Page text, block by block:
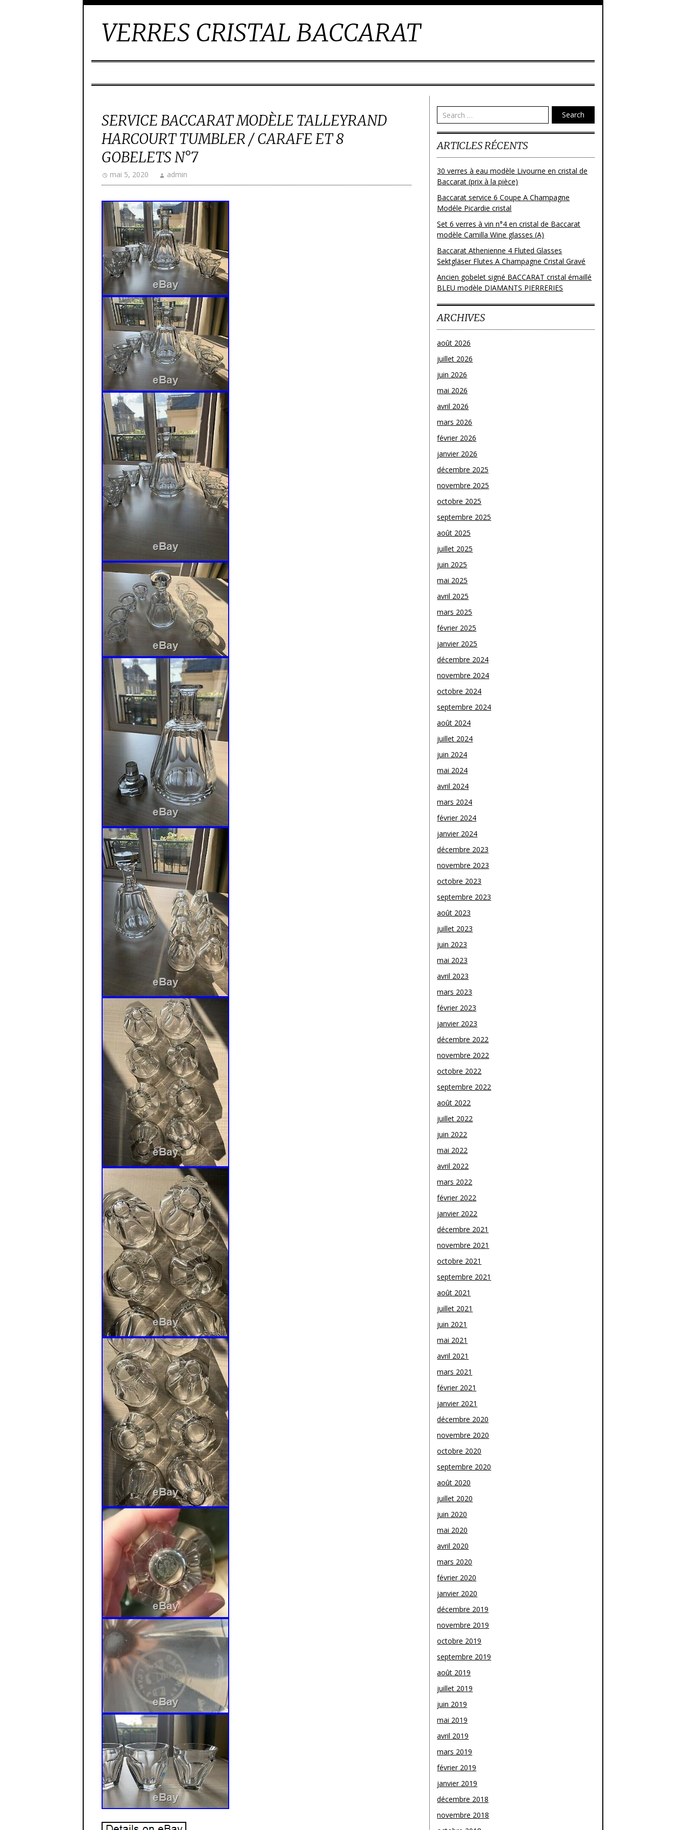
VERRES CRISTAL BACCARAT
SERVICE BACCARAT MODÈLE TALLEYRAND
HARCOURT TUMBLER / CARAFE ET 8
GOBELETS N°7
mai 5, 2020 admin
Search
ARTICLES RÉCENTS
30 verres à eau modèle Livourne en cristal de
Baccarat (prix à la pièce)
Baccarat service 6 Coupe A Champagne
Modéle Picardie cristal
Set 6 verres à vin n°4 en cristal de Baccarat
modèle Camilla Wine glasses (A)
Baccarat Athenienne 4 Fluted Glasses
Sektgläser Flutes A Champagne Cristal Gravé
Ancien gobelet signé BACCARAT cristal émaillé
BLEU modèle DIAMANTS PIERRERIES
ARCHIVES
août 2026
juillet 2026
juin 2026
mai 2026
avril 2026
mars 2026
février 2026
janvier 2026
décembre 2025
novembre 2025
octobre 2025
septembre 2025
août 2025
juillet 2025
juin 2025
mai 2025
avril 2025
mars 2025
février 2025
janvier 2025
décembre 2024
novembre 2024
octobre 2024
septembre 2024
août 2024
juillet 2024
juin 2024
mai 2024
avril 2024
mars 2024
février 2024
janvier 2024
décembre 2023
novembre 2023
octobre 2023
septembre 2023
août 2023
juillet 2023
juin 2023
mai 2023
avril 2023
mars 2023
février 2023
janvier 2023
décembre 2022
novembre 2022
octobre 2022
septembre 2022
août 2022
juillet 2022
juin 2022
mai 2022
avril 2022
mars 2022
février 2022
janvier 2022
décembre 2021
novembre 2021
octobre 2021
septembre 2021
août 2021
juillet 2021
juin 2021
mai 2021
avril 2021
mars 2021
février 2021
janvier 2021
décembre 2020
novembre 2020
octobre 2020
septembre 2020
août 2020
juillet 2020
juin 2020
mai 2020
avril 2020
mars 2020
février 2020
janvier 2020
décembre 2019
novembre 2019
octobre 2019
septembre 2019
août 2019
juillet 2019
juin 2019
mai 2019
avril 2019
mars 2019
février 2019
janvier 2019
décembre 2018
novembre 2018